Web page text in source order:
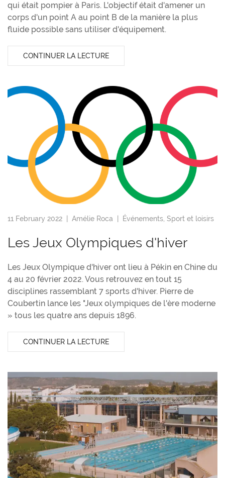
qui était pompier à Paris. L'objectif était d'amener un
corps d'un point A au point B de la manière la plus
fluide possible sans utiliser d'équipement.
CONTINUER LA LECTURE
11 February 2022 | Amélie Roca Événements, Sport et loisirs
Les Jeux Olympiques d'hiver
Les Jeux Olympique d'hiver ont lieu à Pékin en Chine du
4 au 20 février 2022. Vous retrouvez en tout 15
disciplines rassemblant 7 sports d'hiver. Pierre de
Coubertin lance les "Jeux olympiques de l'ère moderne
» tous les quatre ans depuis 1896.
CONTINUER LA LECTURE